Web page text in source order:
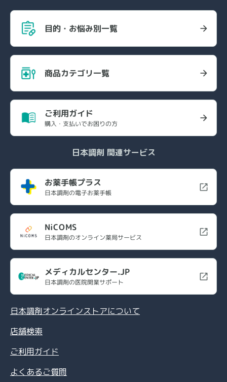
目的・お悩み別一覧
商品カテゴリ一覧
ご利用ガイド
購入・支払いでお困りの方
日本調剤 関連サービス
お薬手帳プラス
日本調剤の電子お薬手帳
NiCOMS
日本調剤のオンライン薬局サービス
メディカルセンター.JP
日本調剤の医院開業サポート
日本調剤オンラインストアについて
店舗検索
ご利用ガイド
よくあるご質問